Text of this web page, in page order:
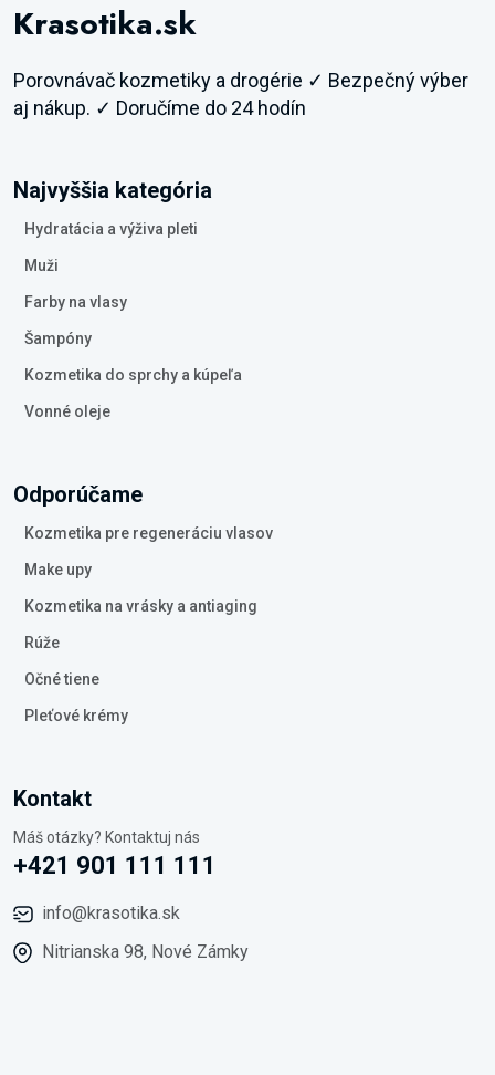
Krasotika.sk
Porovnávač kozmetiky a drogérie ✓ Bezpečný výber
aj nákup. ✓ Doručíme do 24 hodín
Najvyššia kategória
Hydratácia a výživa pleti
Muži
Farby na vlasy
Šampóny
Kozmetika do sprchy a kúpeľa
Vonné oleje
Odporúčame
Kozmetika pre regeneráciu vlasov
Make upy
Kozmetika na vrásky a antiaging
Rúže
Očné tiene
Pleťové krémy
Kontakt
Máš otázky? Kontaktuj nás
+421 901 111 111
info@krasotika.sk
Nitrianska 98, Nové Zámky